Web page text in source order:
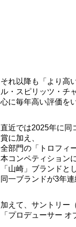
それ以降も「より高
ル・スピリッツ・チ
心に毎年高い評価を
直近では2025年に同
賞に加え、
全部門の「トロフィ
本コンペティション
「山崎」ブランドと
同一ブランドが3年
加えて、サントリー
「プロデューサー